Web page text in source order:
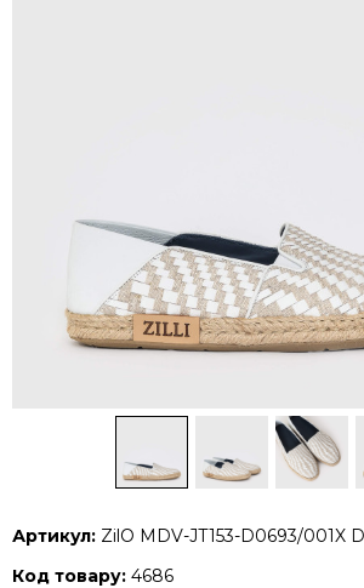
Артикул: ZilO MDV-JT153-D0693/001X
Код товару: 4686